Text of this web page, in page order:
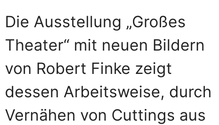
Die Ausstellung „Großes
Theater“ mit neuen Bildern
von Robert Finke zeigt
dessen Arbeitsweise, durch
Vernähen von Cuttings aus